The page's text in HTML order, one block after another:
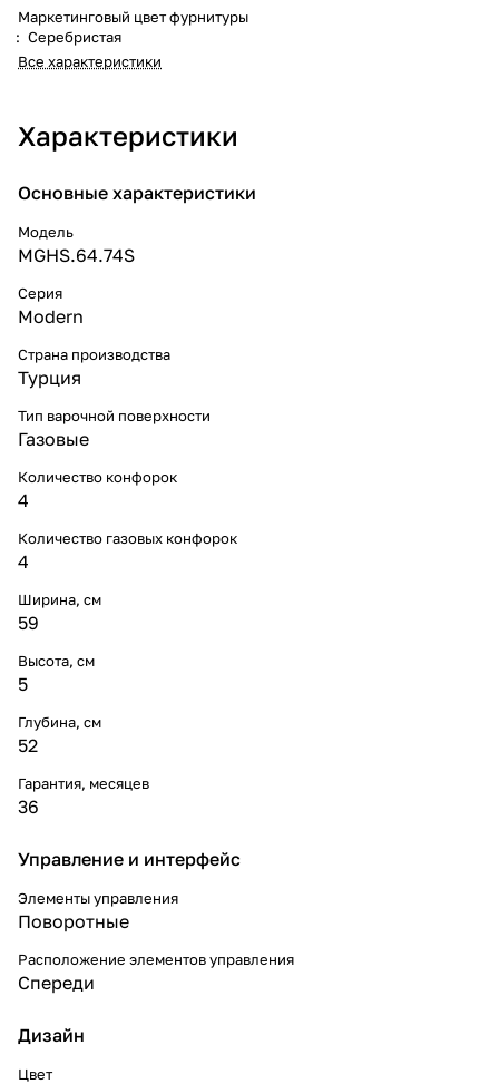
Маркетинговый цвет фурнитуры
: Серебристая
Все характеристики
Характеристики
Основные характеристики
Модель
MGHS.64.74S
Серия
Modern
Страна производства
Турция
Тип варочной поверхности
Газовые
Количество конфорок
4
Количество газовых конфорок
4
Ширина, см
59
Высота, см
5
Глубина, см
52
Гарантия, месяцев
36
Управление и интерфейс
Элементы управления
Поворотные
Расположение элементов управления
Спереди
Дизайн
Цвет